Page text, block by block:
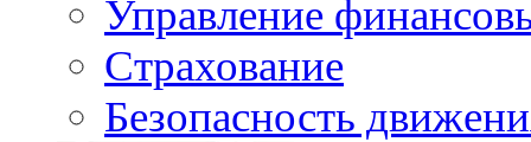
Управление
Страхование
Безопасность